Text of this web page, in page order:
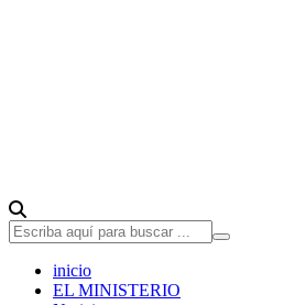
inicio
EL MINISTERIO